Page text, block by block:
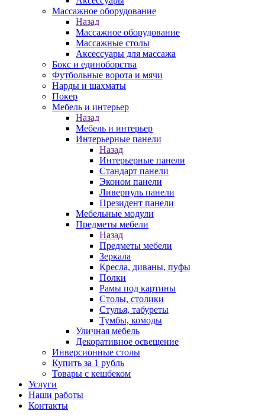
Массажное оборудование
Назад
Массажное оборудование
Массажные столы
Аксессуары для массажа
Бокс и единоборства
Футбольные ворота и мячи
Нарды и шахматы
Покер
Мебель и интерьер
Назад
Мебель и интерьер
Интерьерные панели
Назад
Интерьерные панели
Стандарт панели
Эконом панели
Ливерпуль панели
Президент панели
Мебельные модули
Предметы мебели
Назад
Предметы мебели
Зеркала
Кресла, диваны, пуфы
Полки
Рамы под картины
Столы, столики
Стулья, табуреты
Тумбы, комоды
Уличная мебель
Декоративное освещение
Инверсионные столы
Купить за 1 рубль
Товары с кешбеком
Услуги
Наши работы
Контакты